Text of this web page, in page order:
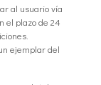
al usuario vía
el plazo de 24
ejemplar del